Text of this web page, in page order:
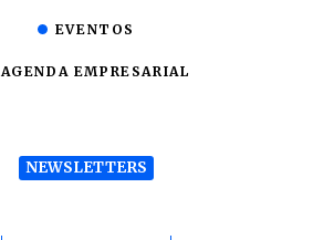
EVENTOS
AGENDA EMPRESARIAL
NEWSLETTERS